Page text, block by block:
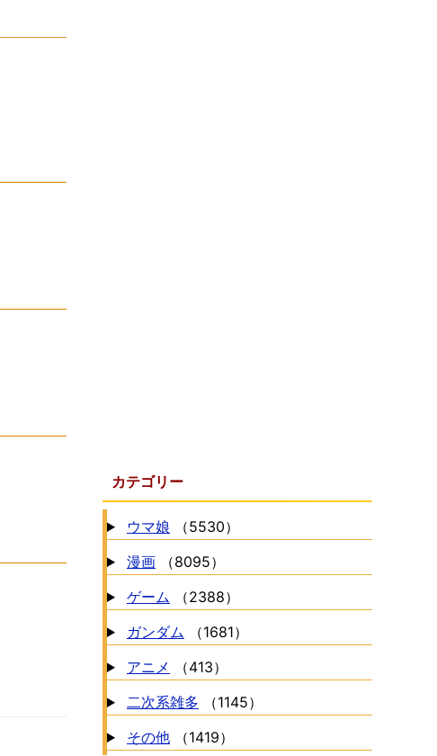
カテゴリー
ウマ娘
（5530）
漫画
（8095）
ゲーム
（2388）
ガンダム
（1681）
アニメ
（413）
二次系雑多
（1145）
その他
（1419）